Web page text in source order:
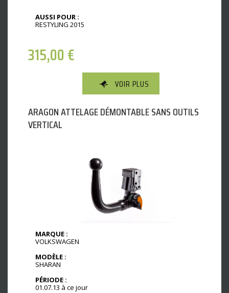
AUSSI POUR :
RESTYLING 2015
315,00€
VOIR PLUS
ARAGON ATTELAGE DÉMONTABLE SANS OUTILS
VERTICAL
MARQUE :
VOLKSWAGEN
MODÈLE :
SHARAN
PÉRIODE :
01.07.13 à ce jour